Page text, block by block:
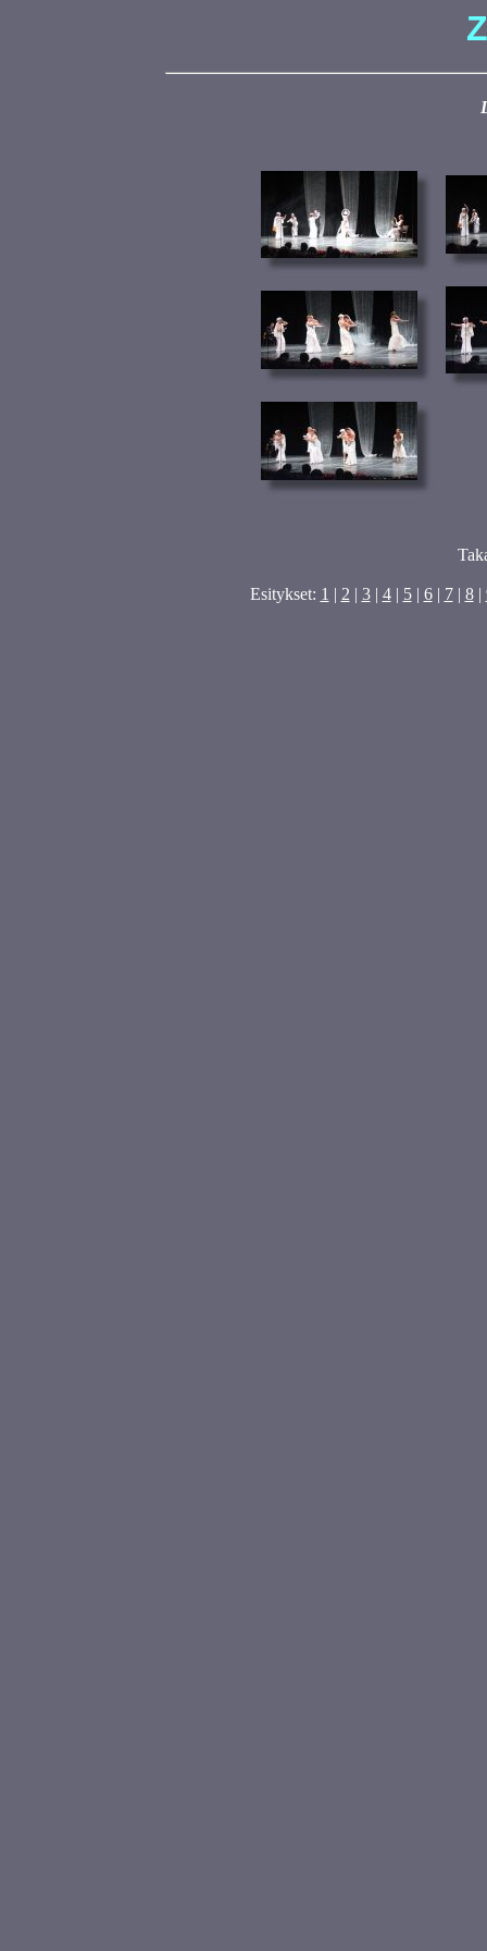
Esitykset: 1 | 2 | 3| 4| 5| 6| 7| 8|